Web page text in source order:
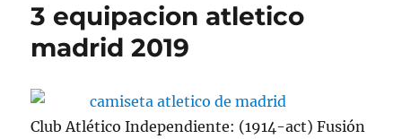
3 equipacion atletico
madrid 2019
Club Atlético Independiente: (1914-act) Fusión